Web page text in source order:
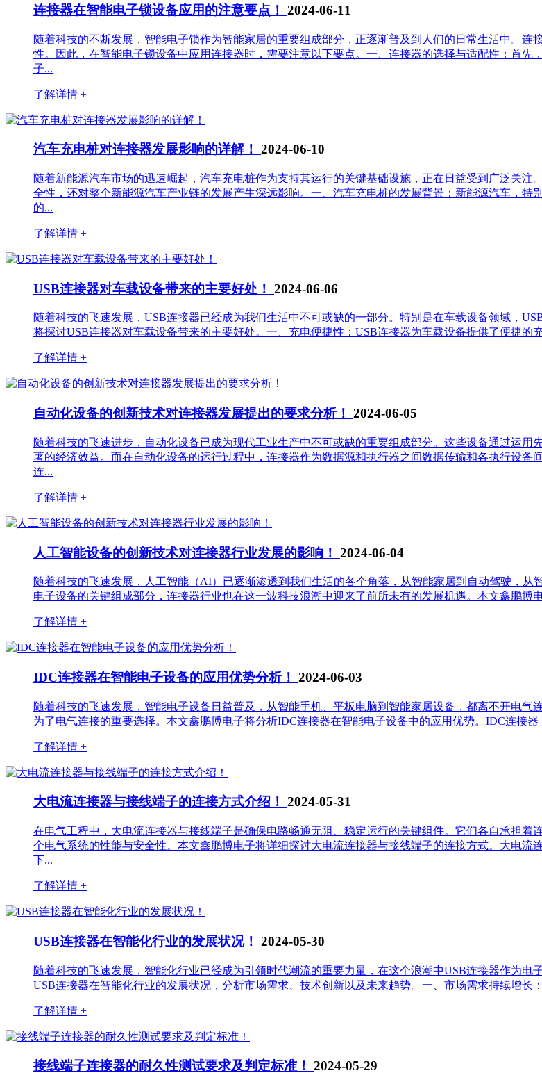
连接器在智能电子锁设备应用的注意要点！ 2024-06-11
随着科技的不断发展，智能电子锁作为智能家居的重要组成部分，正逐渐普及到人们的日常生活中。
性。因此，在智能电子锁设备中应用连接器时，需要注意以下要点。一、连接器的选择与适配性：首
子...
了解详情 +
汽车充电桩对连接器发展影响的详解！ 2024-06-10
随着新能源汽车市场的迅速崛起，汽车充电桩作为支持其运行的关键基础设施，正在日益受到广泛关
全性，还对整个新能源汽车产业链的发展产生深远影响。一、汽车充电桩的发展背景：新能源汽车，特
的...
了解详情 +
USB连接器对车载设备带来的主要好处！ 2024-06-06
随着科技的飞速发展，USB连接器已经成为我们生活中不可或缺的一部分。特别是在车载设备领域，
将探讨USB连接器对车载设备带来的主要好处。一、充电便捷性：USB连接器为车载设备提供了便捷
了解详情 +
自动化设备的创新技术对连接器发展提出的要求分析！ 2024-06-05
随着科技的飞速进步，自动化设备已成为现代工业生产中不可或缺的重要组成部分。这些设备通过运
著的经济效益。而在自动化设备的运行过程中，连接器作为数据源和执行器之间数据传输和各执行设
连...
了解详情 +
人工智能设备的创新技术对连接器行业发展的影响！ 2024-06-04
随着科技的飞速发展，人工智能（AI）已逐渐渗透到我们生活的各个角落，从智能家居到自动驾驶，
电子设备的关键组成部分，连接器行业也在这一波科技浪潮中迎来了前所未有的发展机遇。本文鑫鹏
了解详情 +
IDC连接器在智能电子设备的应用优势分析！ 2024-06-03
随着科技的飞速发展，智能电子设备日益普及，从智能手机、平板电脑到智能家居设备，都离不开电
为了电气连接的重要选择。本文鑫鹏博电子将分析IDC连接器在智能电子设备中的应用优势。IDC连接器
了解详情 +
大电流连接器与接线端子的连接方式介绍！ 2024-05-31
在电气工程中，大电流连接器与接线端子是确保电路畅通无阻、稳定运行的关键组件。它们各自承担
个电气系统的性能与安全性。本文鑫鹏博电子将详细探讨大电流连接器与接线端子的连接方式。大电
下...
了解详情 +
USB连接器在智能化行业的发展状况！ 2024-05-30
随着科技的飞速发展，智能化行业已经成为引领时代潮流的重要力量，在这个浪潮中USB连接器作为
USB连接器在智能化行业的发展状况，分析市场需求、技术创新以及未来趋势。一、市场需求持续增
了解详情 +
接线端子连接器的耐久性测试要求及判定标准！ 2024-05-29